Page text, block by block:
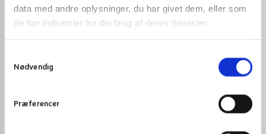
data med andre oplysninger, du har givet dem, eller som
de har indsamlet fra din brug af deres tjenester.
Nødvendig
Præferencer